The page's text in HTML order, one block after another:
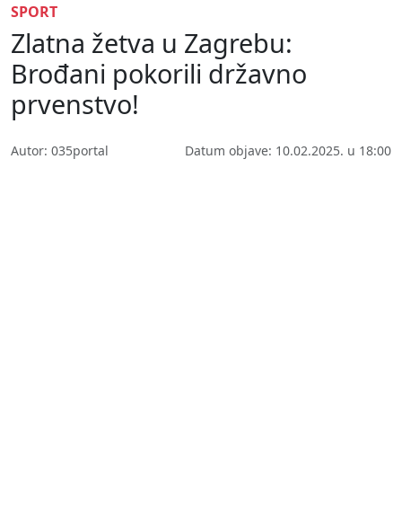
SPORT
Zlatna žetva u Zagrebu:
Brođani pokorili državno
prvenstvo!
Autor: 035portal Datum objave: 10.02.2025. u 18:00